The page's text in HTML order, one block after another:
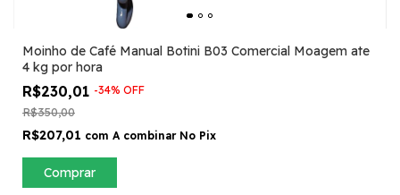
Moinho de Café Manual Botini B03 Comercial Moagem ate
4 kg por hora
R$230,01 -34% OFF
R$350,00
R$207,01 com A combinar No Pix